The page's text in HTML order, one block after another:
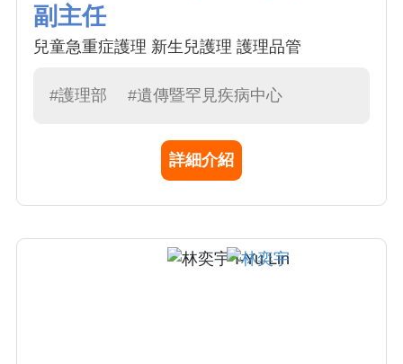
副主任
兒童急重症護理 新生兒護理 護理品管
#護理部 #遺傳暨罕見疾病中心
詳細介紹